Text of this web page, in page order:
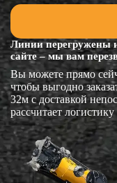
Линии перегружены
сайте – мы вам
Вы можете прямо
чтобы выгодно
32м с доставкой
рассчитает